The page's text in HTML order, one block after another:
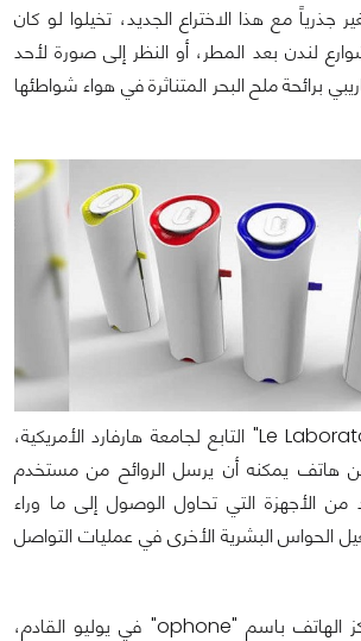
جذرياً مع هذا الاختراع الجديد، تخيلوا لو كان
لندن بعد المطر، أو النظر إلى صورة لأحد
برائحة ملح البحر المتناثرة في هواء شواطئها
الآن يقوم مركز "Le Laboratoire" التابع لجامعة هارفارد الأمريكية،
عن هاتف يمكنه أن يرسل الروائح من مستخدم
من الأجهزة التي تحاول الوصول إلى ما وراء
الحواس البشرية الأخرى في عمليات التواصل
يتوقع أن يطلق المركز الهاتف باسم "ophone" في يوليو القادم،